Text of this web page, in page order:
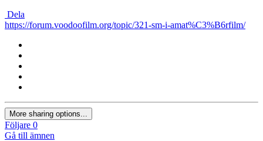
Dela
https://forum.voodoofilm.org/topic/321-sm-i-amat%C3%B6rfilm/
More sharing options...
Följare 0
Gå till ämnen